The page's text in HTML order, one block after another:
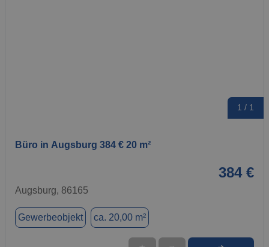
1 / 1
Büro in Augsburg 384 € 20 m²
384 €
Augsburg, 86165
Gewerbeobjekt ca. 20,00 m²